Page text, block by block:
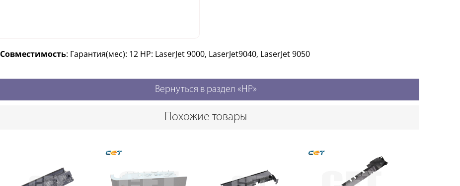
Совместимость: Гарантия(мес): 12 HP: LaserJet 9000, LaserJet9040, LaserJet 9050
Вернуться в раздел «HP»
Похожие товары